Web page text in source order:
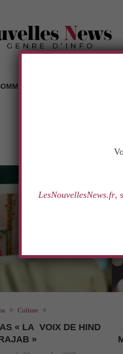
NOUS ?
Culture
« LA VOIX DE HIND
»
LesNouvellesNews.fr,